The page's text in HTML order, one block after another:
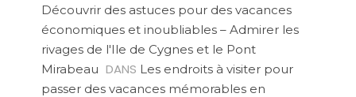
Découvrir des astuces pour des vacances
économiques et inoubliables – Admirer les
rivages de l'Ile de Cygnes et le Pont
Mirabeau DANS Les endroits à visiter pour
passer des vacances mémorables en